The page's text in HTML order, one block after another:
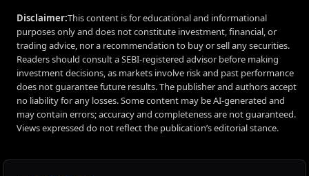
Disclaimer:This content is for educational and informational
purposes only and does not constitute investment, financial, or
trading advice, nor a recommendation to buy or sell any securities.
Readers should consult a SEBI-registered advisor before making
investment decisions, as markets involve risk and past performance
does not guarantee future results. The publisher and authors accept
no liability for any losses. Some content may be AI-generated and
may contain errors; accuracy and completeness are not guaranteed.
Views expressed do not reflect the publication’s editorial stance.